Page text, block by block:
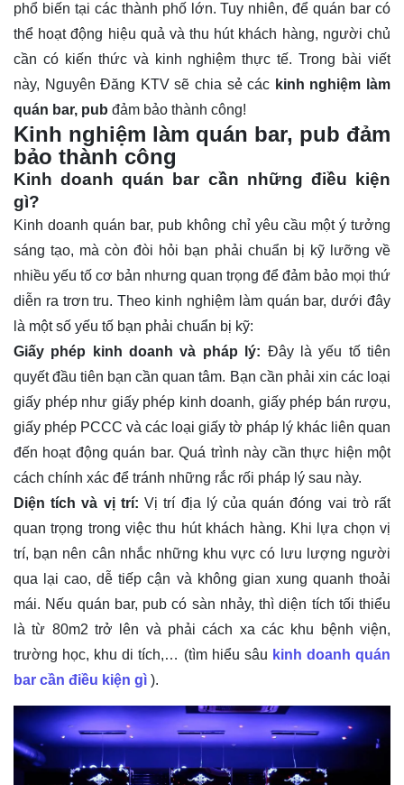
phổ biến tại các thành phố lớn. Tuy nhiên, để quán bar có
thể hoạt động hiệu quả và thu hút khách hàng, người chủ
cần có kiến thức và kinh nghiệm thực tế. Trong bài viết
này, Nguyên Đăng KTV sẽ chia sẻ các kinh nghiệm làm
quán bar, pub đảm bảo thành công!
Kinh nghiệm làm quán bar, pub đảm
bảo thành công
Kinh doanh quán bar cần những điều kiện
gì?
Kinh doanh quán bar, pub không chỉ yêu cầu một ý tưởng
sáng tạo, mà còn đòi hỏi bạn phải chuẩn bị kỹ lưỡng về
nhiều yếu tố cơ bản nhưng quan trọng để đảm bảo mọi thứ
diễn ra trơn tru. Theo kinh nghiệm làm quán bar, dưới đây
là một số yếu tố bạn phải chuẩn bị kỹ:
Giấy phép kinh doanh và pháp lý: Đây là yếu tố tiên
quyết đầu tiên bạn cần quan tâm. Bạn cần phải xin các loại
giấy phép như giấy phép kinh doanh, giấy phép bán rượu,
giấy phép PCCC và các loại giấy tờ pháp lý khác liên quan
đến hoạt động quán bar. Quá trình này cần thực hiện một
cách chính xác để tránh những rắc rối pháp lý sau này.
Diện tích và vị trí:Vị trí địa lý của quán đóng vai trò rất
quan trọng trong việc thu hút khách hàng. Khi lựa chọn vị
trí, bạn nên cân nhắc những khu vực có lưu lượng người
qua lại cao, dễ tiếp cận và không gian xung quanh thoải
mái. Nếu quán bar, pub có sàn nhảy, thì diện tích tối thiểu
là từ 80m2 trở lên và phải cách xa các khu bệnh viện,
trường học, khu di tích,… (tìm hiểu sâu kinh doanh quán
bar cần điều kiện gì ).